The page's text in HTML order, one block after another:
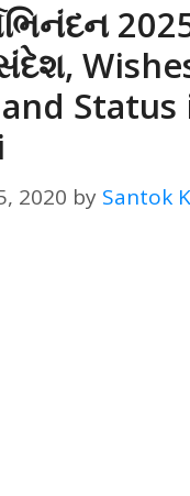
Status
2020 by Santok